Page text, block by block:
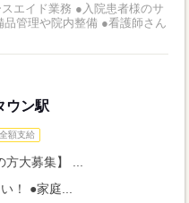
●入院患者様のサ
管理や院内整備 ●看護師さん
ウン駅
額支給
大募集】 ...
！ ●家庭...